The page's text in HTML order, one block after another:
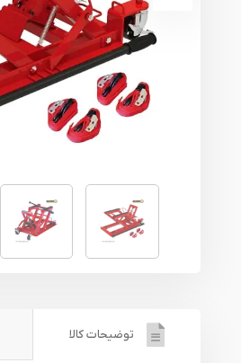
تجهیزات ایمنی
قطعات یدکی ابزارآلات
ابزار الکتریکی
ابزار رنگ آمیزی صنعتی
توضیحات کالا